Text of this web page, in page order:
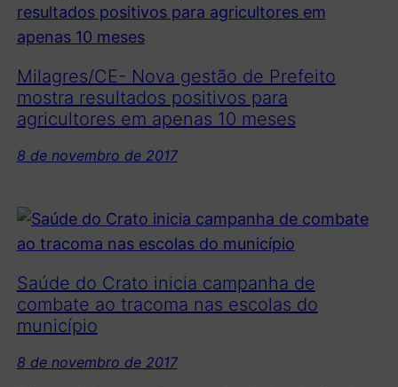
Milagres/CE- Nova gestão de Prefeito
mostra resultados positivos para
agricultores em apenas 10 meses
8 de novembro de 2017
Saúde do Crato inicia campanha de
combate ao tracoma nas escolas do
município
8 de novembro de 2017